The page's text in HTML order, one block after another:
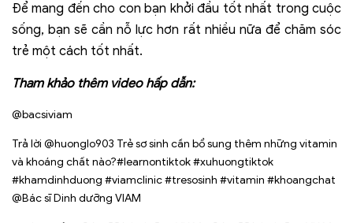
Để mang đến cho con bạn khởi đầu tốt nhất trong cuộc
sống, bạn sẽ cần nỗ lực hơn rất nhiều nữa để chăm sóc
trẻ một cách tốt nhất.
Tham khảo thêm video hấp dẫn:
@bacsiviam
Trả lời @huonglo903 Trẻ sơ sinh cần bổ sung thêm những vitamin
và khoáng chất nào?#learnontiktok#xuhuongtiktok
#khamdinhduong #viamclinic#tresosinh #vitamin #khoangchat
@Bác sĩ Dinh dưỡng VIAM